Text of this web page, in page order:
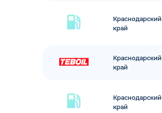
Краснодарский
край
Краснодарский
край
Краснодарский
край